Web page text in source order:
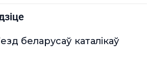
беларусаў каталікаў